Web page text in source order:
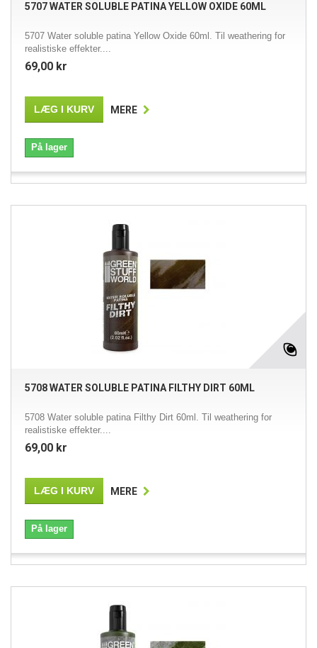
5707 WATER SOLUBLE PATINA YELLOW OXIDE 60ML
5707 Water soluble patina Yellow Oxide 60ml. Til weathering for
realistiske effekter....
69,00 kr
LÆG I KURV MERE
På lager
5708 WATER SOLUBLE PATINA FILTHY DIRT 60ML
5708 Water soluble patina Filthy Dirt 60ml. Til weathering for
realistiske effekter....
69,00 kr
LÆG I KURV MERE
På lager